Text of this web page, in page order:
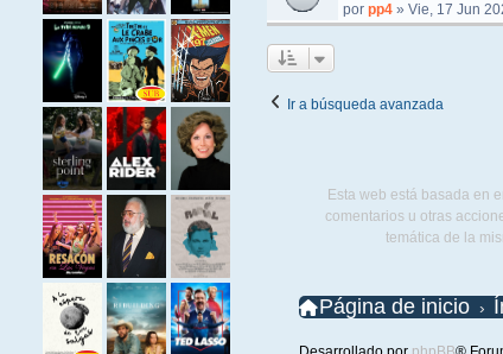
por pp4» Vie, 17 Jun
Ir a búsqueda avanzada
Esta web está basada en
comentarios u otras
temática de la
Página de inicio